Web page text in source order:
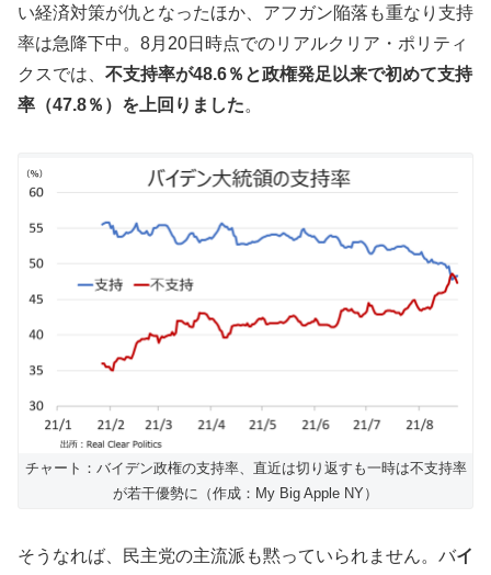
い経済対策が仇となったほか、アフガン陥落も重なり支持
率は急降下中。8月20日時点でのリアルクリア・ポリティ
クスでは、 不支持率が48.6％と政権発足以来で初めて支持
率（47.8％）を上回りました。
チャート：バイデン政権の支持率、直近は切り返すも一時は不支持率
が若干優勢に（作成：My Big Apple NY）
そうなれば、民主党の主流派も黙っていられません。バイ